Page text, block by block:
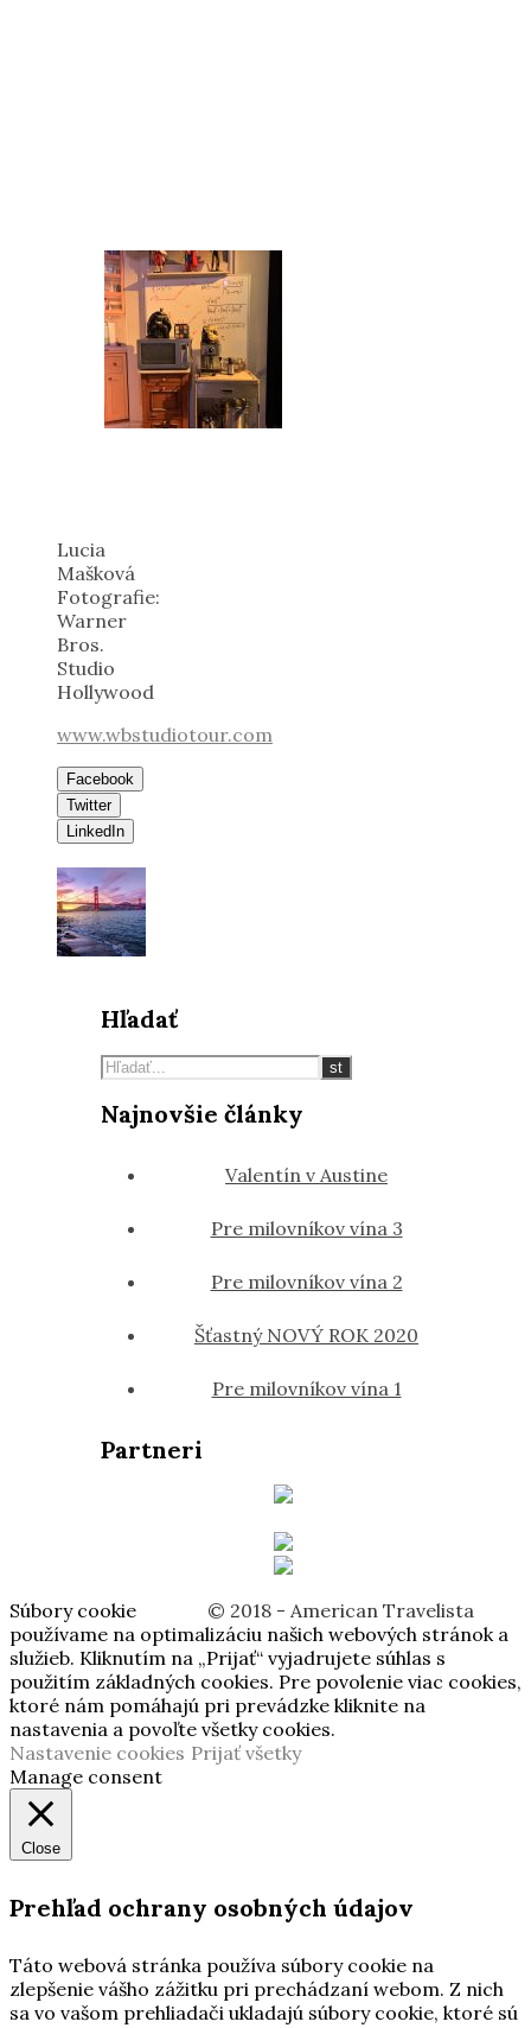
Lucia
Mašková
Fotografie:
Warner
Bros.
Studio
Hollywood
www.wbstudiotour.com
Facebook
Twitter
LinkedIn
Hľadať
Najnovšie články
Valentín v Austine
Pre milovníkov vína 3
Pre milovníkov vína 2
Šťastný NOVÝ ROK 2020
Pre milovníkov vína 1
Partneri
© 2018 - American Travelista
Súbory cookie
používame na optimalizáciu našich webových stránok a
služieb. Kliknutím na „Prijať“ vyjadrujete súhlas s
použitím základných cookies. Pre povolenie viac cookies,
ktoré nám pomáhajú pri prevádzke kliknite na
nastavenia a povoľte všetky cookies.
Nastavenie cookies Prijať všetky
Manage consent
Close
Prehľad ochrany osobných údajov
Táto webová stránka používa súbory cookie na
zlepšenie vášho zážitku pri prechádzaní webom. Z nich
sa vo vašom prehliadači ukladajú súbory cookie, ktoré sú